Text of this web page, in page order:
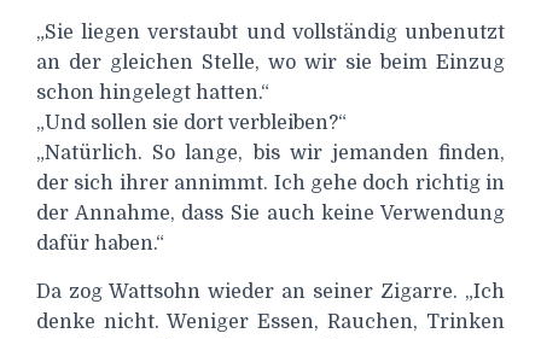
„Sie liegen verstaubt und vollständig unbenutzt
an der gleichen Stelle, wo wir sie beim Einzug
schon hingelegt hatten.“
„Und sollen sie dort verbleiben?“
„Natürlich. So lange, bis wir jemanden finden,
der sich ihrer annimmt. Ich gehe doch richtig in
der Annahme, dass Sie auch keine Verwendung
dafür haben.“
Da zog Wattsohn wieder an seiner Zigarre. „Ich
denke nicht. Weniger Essen, Rauchen, Trinken